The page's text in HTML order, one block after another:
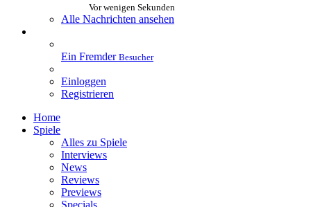
Vor wenigen Sekunden
Alle Nachrichten ansehen
Ein Fremder Besucher
Einloggen
Registrieren
Home
Spiele
Alles zu Spiele
Interviews
News
Reviews
Previews